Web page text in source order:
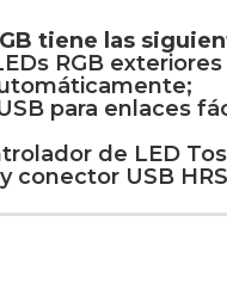
tiene las
RGB
para enlaces
de LED
conector USB